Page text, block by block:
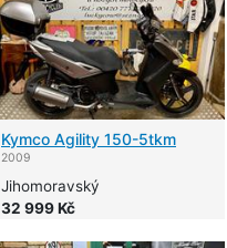
Kymco Agility 150-5tkm
2009
Jihomoravský
32 999 Kč